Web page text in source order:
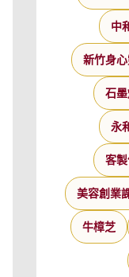
中
新竹身
石
永
客
美容創業
牛樟芝